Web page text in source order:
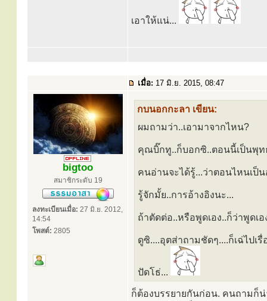
เอาให้แน่...
เมื่อ: 17 มิ.ย. 2015, 08:47
bigtoo
สมาชิกระดับ 19
ลงทะเบียนเมื่อ: 27 มิ.ย. 2012,
14:54
โพสต์: 2805
กบนอกกะลา เขียน:
ผมถามว่า..เอามาจากไหน?
คุณบิ๊กทู..ก็บอกซิ..ตอนนี้เป็นพุท
คนอ่านจะได้รู้...ว่าตอนไหนเป็
รู้จักมั้ย..การอ้างอิงนะ...
ถ้าตัดต่อ..หรือพูดเอง..ก็ว่าพูดเอ
ดูซิ....อุตส่าถามชัดๆ....ก็เฉ่ไปเรื่
ปัดโธ่...
ก็ต้องบรรยายกันก่อน. คนถามก็